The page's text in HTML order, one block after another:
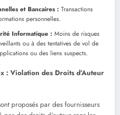
et Bancaires : Transactions
personnelles.
Informatique : Moins de risques
ou à des tentatives de vol de
ou des liens suspects.
: Violation des Droits d’Auteur
proposés par des fournisseurs